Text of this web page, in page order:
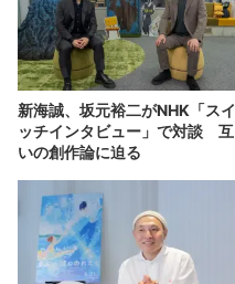
新海誠、坂元裕二がNHK「スイ
ッチインタビュー」で対談 互
いの創作論に迫る